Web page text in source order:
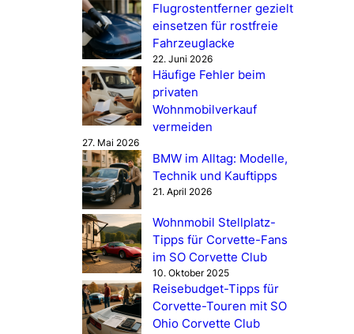
Flugrostentferner gezielt
einsetzen für rostfreie
Fahrzeuglacke
22. Juni 2026
Häufige Fehler beim
privaten
Wohnmobilverkauf
vermeiden
27. Mai 2026
BMW im Alltag: Modelle,
Technik und Kauftipps
21. April 2026
Wohnmobil Stellplatz-
Tipps für Corvette-Fans
im SO Corvette Club
10. Oktober 2025
Reisebudget-Tipps für
Corvette-Touren mit SO
Ohio Corvette Club